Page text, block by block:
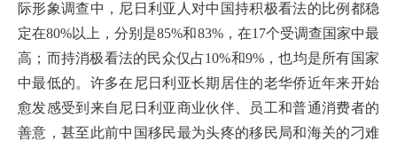
际形象调查中，尼日利亚人对中国持积极看法的比例都稳
定在80%以上，分别是85%和83%，在17个受调查国家中最
高；而持消极看法的民众仅占10%和9%，也均是所有国家
中最低的。许多在尼日利亚长期居住的老华侨近年来开始
愈发感受到来自尼日利亚商业伙伴、员工和普通消费者的
善意，甚至此前中国移民最为头疼的移民局和海关的刁难